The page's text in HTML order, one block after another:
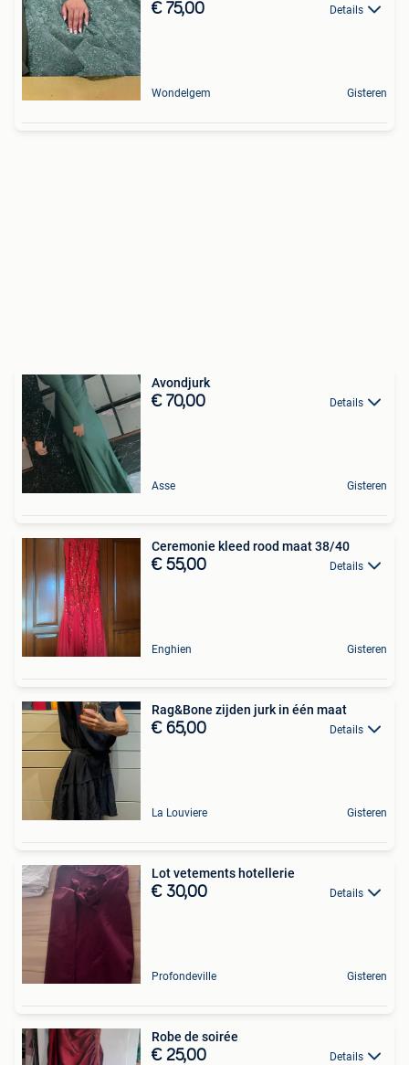
€ 75,00 Details
Wondelgem Gisteren
Avondjurk
€ 70,00 Details
Asse Gisteren
Ceremonie kleed rood maat 38/40
€ 55,00 Details
Enghien Gisteren
Rag&Bone zijden jurk in één maat
€ 65,00 Details
La Louviere Gisteren
Lot vetements hotellerie
€ 30,00 Details
Profondeville Gisteren
Robe de soirée
€ 25,00 Details